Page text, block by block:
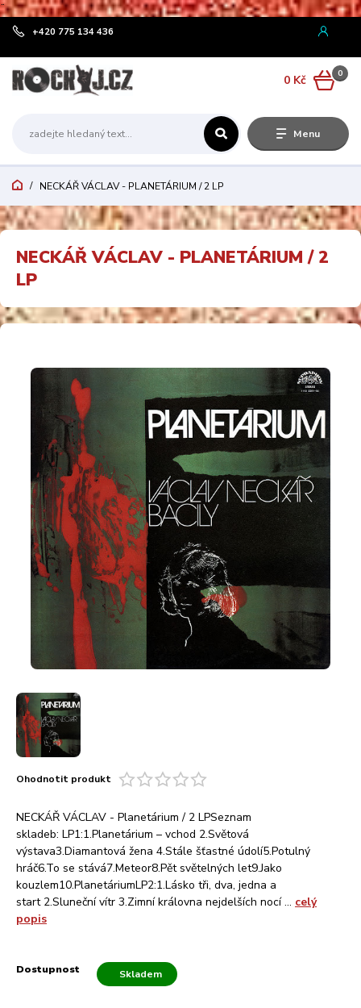
¨
Menu
+420 775 134 436
0
0 Kč
NECKÁŘ VÁCLAV - PLANETÁRIUM / 2 LP
NECKÁŘ VÁCLAV - PLANETÁRIUM / 2
LP
Ohodnotit produkt
NECKÁŘ VÁCLAV - Planetárium / 2 LPSeznam
skladeb: LP1:1.Planetárium – vchod 2.Světová
výstava3.Diamantová žena 4.Stále šťastné údolí5.Potulný
hráč6.To se stává7.Meteor8.Pět světelných let9.Jako
kouzlem10.PlanetáriumLP2:1.Lásko tři, dva, jedna a
start 2.Sluneční vítr 3.Zimní královna nejdelších nocí ... celý
popis
Dostupnost Skladem